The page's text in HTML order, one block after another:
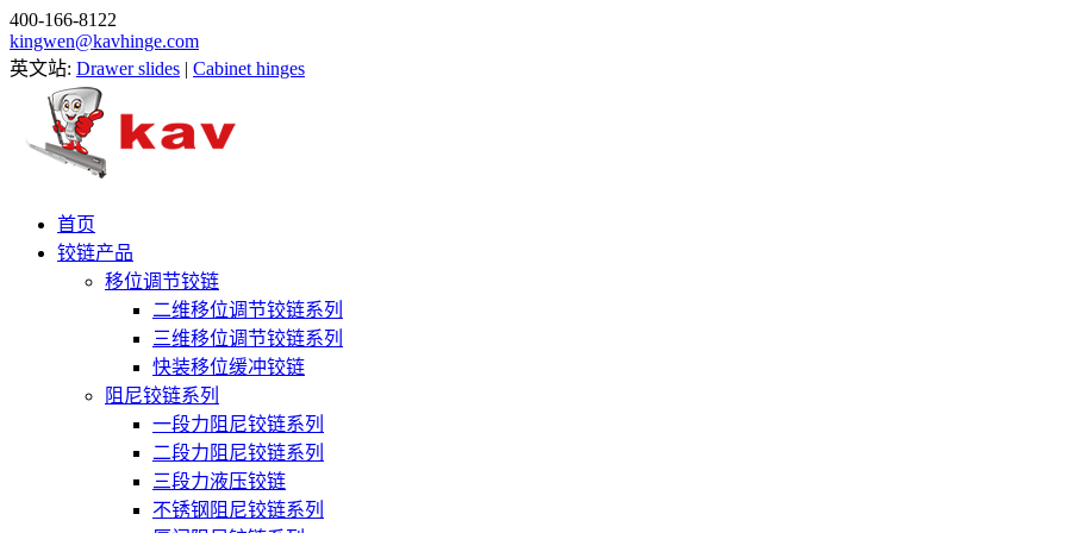
400-166-8122
kingwen@kavhinge.com
英文站: Drawer slides | Cabinet hinges
首页
铰链产品
移位调节铰链
二维移位调节铰链系列
三维移位调节铰链系列
快装移位缓冲铰链
阻尼铰链系列
一段力阻尼铰链系列
二段力阻尼铰链系列
三段力液压铰链
不锈钢阻尼铰链系列